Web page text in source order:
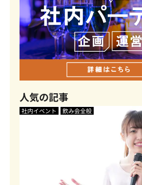
人気の記事
社内イベント 飲み会全般